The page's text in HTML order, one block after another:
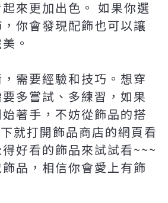
來更加出色。 如果你選
你會發現配飾也可以讓
。
需要經驗和技巧。想穿
多嘗試、多練習，如果
著手，不妨從飾品的搭
就打開飾品商店的網頁看
好看的飾品來試試看~~~
品，相信你會愛上有飾